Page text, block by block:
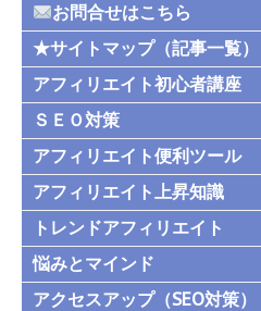
お問合せはこちら
★サイトマップ（記事一覧）
アフィリエイト初心者講座
ＳＥＯ対策
アフィリエイト便利ツール
アフィリエイト上昇知識
トレンドアフィリエイト
悩みとマインド
アクセスアップ（SEO対策）